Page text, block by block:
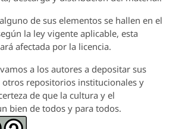
de sus elementos se hallen en el
la ley vigente aplicable, esta
afectada por la licencia.
a los autores a depositar sus
repositorios institucionales y
de que la cultura y el
bien de todos y para todos.